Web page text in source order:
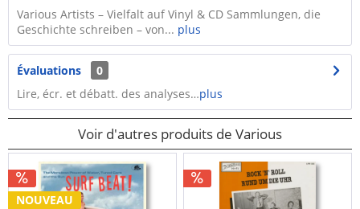
Various Artists – Vielfalt auf Vinyl & CD Sammlungen, die
Geschichte schreiben – von... plus
Évaluations
0
Lire, écr. et débatt. des analyses…plus
Voir d'autres produits de Various
NOUVEAU